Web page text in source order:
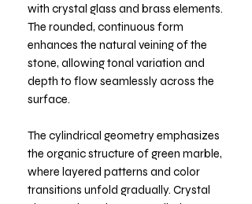
with crystal glass and brass elements.
The rounded, continuous form
enhances the natural veining of the
stone, allowing tonal variation and
depth to flow seamlessly across the
surface.
The cylindrical geometry emphasizes
the organic structure of green marble,
where layered patterns and color
transitions unfold gradually. Crystal